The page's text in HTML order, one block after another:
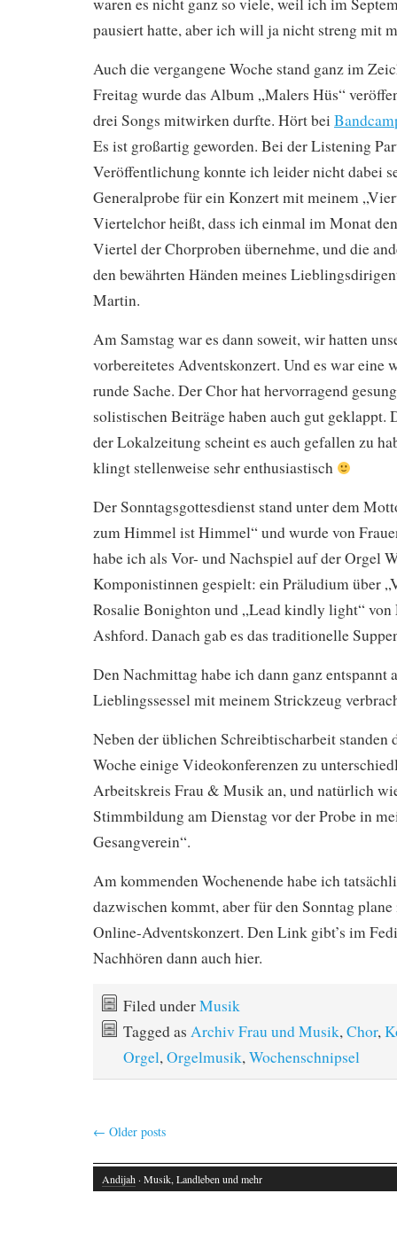
pausiert hatte, aber ich will ja nicht streng mit
Auch die vergangene Woche stand ganz im
Freitag wurde das Album „Malers Hüs“
drei Songs mitwirken durfte. Hört bei
Es ist großartig geworden. Bei der Listening
Veröffentlichung konnte ich leider nicht dabei
Generalprobe für ein Konzert mit meinem
Viertelchor heißt, dass ich einmal im Monat
Viertel der Chorproben übernehme, und die
den bewährten Händen meines
Martin.
Am Samstag war es dann soweit, wir hatten
vorbereitetes Adventskonzert. Und es war eine
runde Sache. Der Chor hat hervorragend
solistischen Beiträge haben auch gut geklappt.
der Lokalzeitung scheint es auch gefallen zu
klingt stellenweise sehr enthusiastisch
Der Sonntagsgottesdienst stand unter dem
zum Himmel ist Himmel“ und wurde von
habe ich als Vor- und Nachspiel auf der Orgel
Komponistinnen gespielt: ein Präludium über
Rosalie Bonighton und „Lead kindly light“ von
Ashford. Danach gab es das traditionelle
Den Nachmittag habe ich dann ganz entspannt
Lieblingssessel mit meinem Strickzeug
Neben der üblichen Schreibtischarbeit standen
Woche einige Videokonferenzen zu
Arbeitskreis Frau & Musik an, und natürlich
Stimmbildung am Dienstag vor der Probe in
Gesangverein“.
Am kommenden Wochenende habe ich
dazwischen kommt, aber für den Sonntag
Online-Adventskonzert. Den Link gibt’s im
Nachhören dann auch hier.
Filed underMusik
Tagged as Archiv Frau und Musik,Chor,
Orgel,Orgelmusik,Wochenschnipsel
← Older posts
Andijah · Musik, Landleben und mehr